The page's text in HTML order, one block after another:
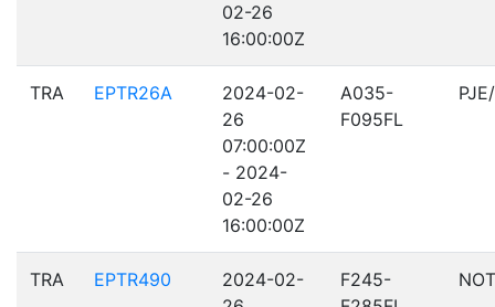
02-26
16:00:00Z
TRA EPTR26A
2024-02-
26
07:00:00Z
- 2024-
02-26
16:00:00Z
A035-
F095FL
TRA EPTR490
2024-02-
F245-